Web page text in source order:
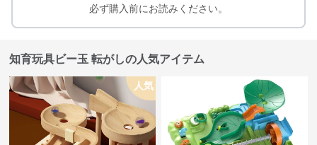
必ず購入前にお読みください。
知育玩具ビー玉 転がしの人気アイテム
人気